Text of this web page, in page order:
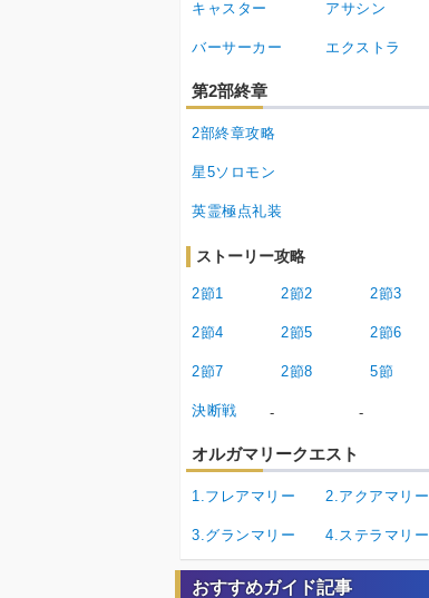
キャスター アサシン
バーサーカー エクストラ
第2部終章
2部終章攻略
星5ソロモン
英霊極点礼装
ストーリー攻略
2節1 2節2 2節3
2節4 2節5 2節6
2節7 2節8 5節
決断戦 - -
オルガマリークエスト
1.フレアマリー 2.アクアマリー
3.グランマリー 4.ステラマリー
おすすめガイド記事